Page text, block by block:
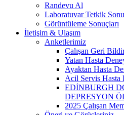
Randevu Al
Laboratuvar Tetkik
Görüntüleme Sonuçları
İletişim & Ulaşım
Anketlerimiz
Çalışan Geri
Yatan Hasta
Ayaktan Hasta
Acil Servis Hasta
EDİNBURGH
DEPRESYON
2025 Çalışan